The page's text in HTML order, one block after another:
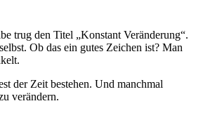
trug den Titel „Konstant Veränderung“.
Ob das ein gutes Zeichen ist? Man
der Zeit bestehen. Und manchmal
verändern.